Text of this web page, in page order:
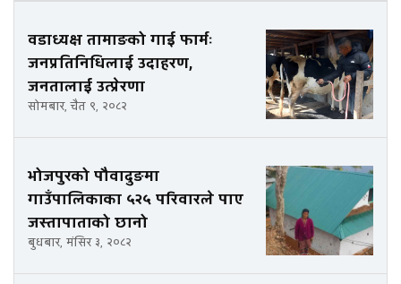
वडाध्यक्ष तामाङको गाई फार्मः
जनप्रतिनिधिलाई उदाहरण,
जनतालाई उत्प्रेरणा
सोमबार, चैत ९, २०८२
भोजपुरको पौवादुङमा
गाउँपालिकाका ५२५ परिवारले पाए
जस्तापाताको छानो
बुधबार, मंसिर ३, २०८२